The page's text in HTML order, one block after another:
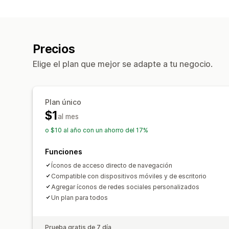
Precios
Elige el plan que mejor se adapte a tu negocio.
Plan único
$1al mes
o $10 al año con un ahorro del 17%
Funciones
Íconos de acceso directo de navegación
Compatible con dispositivos móviles y de escritorio
Agregar íconos de redes sociales personalizados
Un plan para todos
Prueba gratis de 7 día